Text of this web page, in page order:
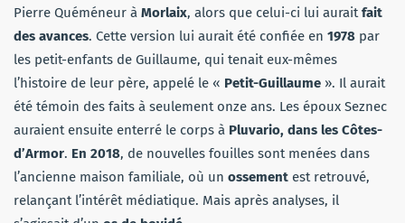
Pierre Quéméneur à Morlaix, alors que celui-ci lui auraitfait
des avances. Cette version lui aurait été confiée en 1978 par
les petit-enfants de Guillaume, qui tenait eux-mêmes
l’histoire de leur père, appelé le « Petit-Guillaume ». Il aurait
été témoin des faits à seulement onze ans. Les époux Seznec
auraient ensuite enterré le corps à Pluvario, dans les Côtes-
d’Armor. En 2018, de nouvelles fouilles sont menées dans
l’ancienne maison familiale, où un ossement est retrouvé,
relançant l’intérêt médiatique. Mais après analyses, il